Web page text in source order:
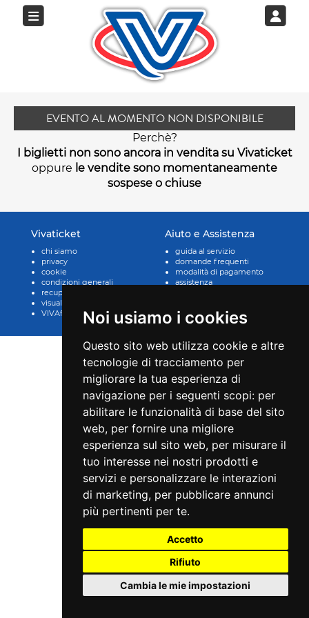
Noi usiamo i cookies
Questo sito web utilizza cookie e altre
tecnologie di tracciamento per
migliorare la tua esperienza di
navigazione per i seguenti scopi: per
abilitare le funzionalità di base del sito
web, per fornire una migliore
esperienza sul sito web, per misurare il
tuo interesse nei nostri prodotti e
servizi e personalizzare le interazioni
di marketing, per pubblicare annunci
più pertinenti per te.
Accetto
Rifiuto
Cambia le mie impostazioni
EVENTO AL MOMENTO NON DISPONIBILE
Perchè?
I biglietti non sono ancora in vendita su Vivaticket
oppure le vendite sono momentaneamente
sospese o chiuse
Vivaticket
chi siamo
privacy
cookie
condizioni generali
recupero prenotazioni
visualizza ricevuta
VIVAforVoucher
Aiuto e Assistenza
guida al servizio
domande frequenti
modalità di pagamento
assistenza
scelta spettacoli in
abbonamento